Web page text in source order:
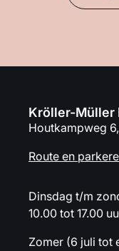
Kröller-Müller
Houtkampweg
Route en
Dinsdag t/m
10.00 tot 17.00
Zomer (6 juli tot